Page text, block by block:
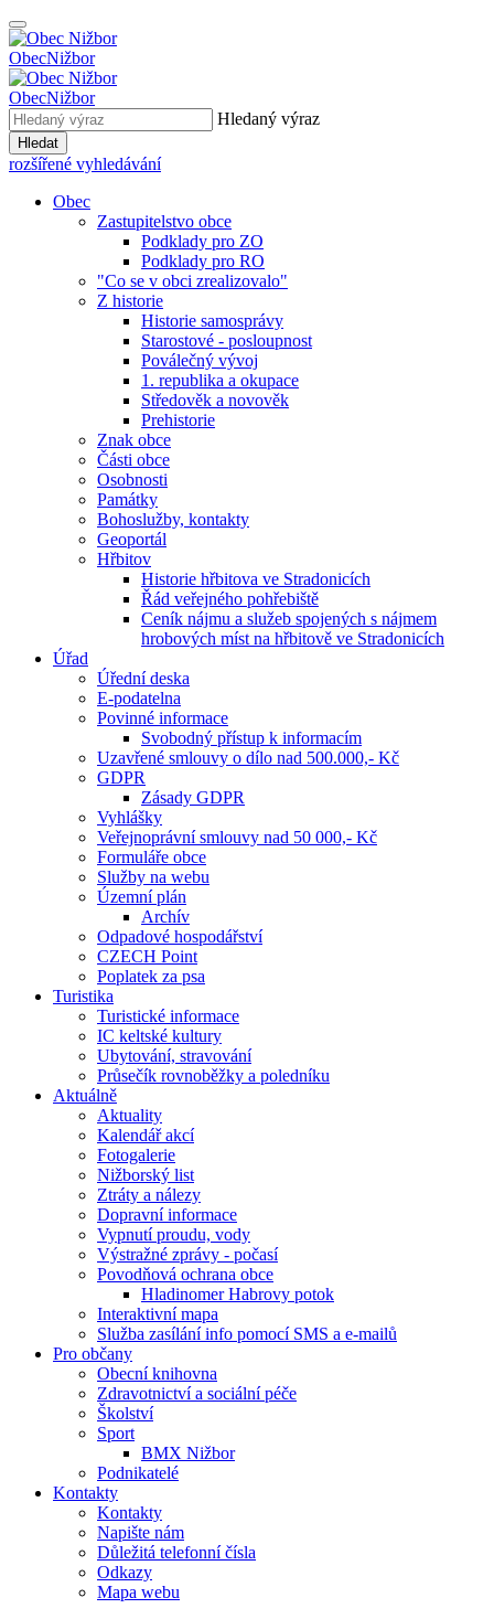
ObecNižbor
ObecNižbor
Hledaný výraz
Hledat
rozšířené vyhledávání
Obec
Zastupitelstvo obce
Podklady pro ZO
Podklady pro RO
"Co se v obci zrealizovalo"
Z historie
Historie samosprávy
Starostové - posloupnost
Poválečný vývoj
1. republika a okupace
Středověk a novověk
Prehistorie
Znak obce
Části obce
Osobnosti
Památky
Bohoslužby, kontakty
Geoportál
Hřbitov
Historie hřbitova ve Stradonicích
Řád veřejného pohřebiště
Ceník nájmu a služeb spojených s nájmem
hrobových míst na hřbitově ve Stradonicích
Úřad
Úřední deska
E-podatelna
Povinné informace
Svobodný přístup k informacím
Uzavřené smlouvy o dílo nad 500.000,- Kč
GDPR
Zásady GDPR
Vyhlášky
Veřejnoprávní smlouvy nad 50 000,- Kč
Formuláře obce
Služby na webu
Územní plán
Archív
Odpadové hospodářství
CZECH Point
Poplatek za psa
Turistika
Turistické informace
IC keltské kultury
Ubytování, stravování
Průsečík rovnoběžky a poledníku
Aktuálně
Aktuality
Kalendář akcí
Fotogalerie
Nižborský list
Ztráty a nálezy
Dopravní informace
Vypnutí proudu, vody
Výstražné zprávy - počasí
Povodňová ochrana obce
Hladinomer Habrovy potok
Interaktivní mapa
Služba zasílání info pomocí SMS a e-mailů
Pro občany
Obecní knihovna
Zdravotnictví a sociální péče
Školství
Sport
BMX Nižbor
Podnikatelé
Kontakty
Kontakty
Napište nám
Důležitá telefonní čísla
Odkazy
Mapa webu